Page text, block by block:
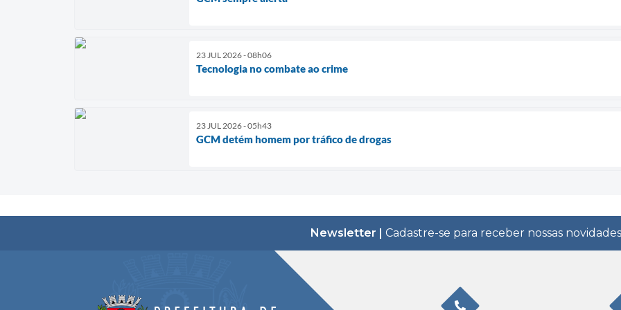
23 JUL 2026 - 08h06
Tecnologia no combate ao crime
23 JUL 2026 - 05h43
GCM detém homem por tráfico de drogas
Newsletter | Cadastre-se para receber nossas novidades